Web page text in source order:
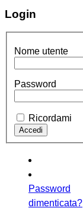
Login
Nome utente
Password
Ricordami
Password
dimenticata?